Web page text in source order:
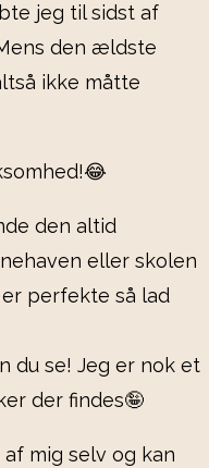
jeg til sidst af
den ældste
ikke måtte
den altid
eller skolen
perfekte så lad
du se! Jeg er nok et
der findes🤪
mig selv og kan